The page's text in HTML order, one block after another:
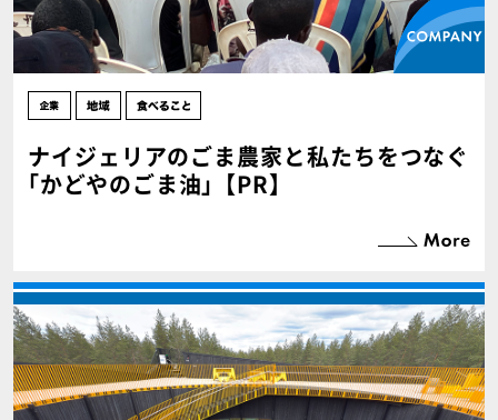
ナイジェリアのごま農家と私たちをつなぐ
｢かどやのごま油｣【PR】